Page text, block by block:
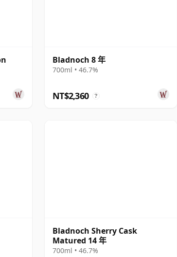
Bladnoch 8 年
700ml • 46.7%
NT$2,360 ?
Bladnoch Sherry Cask
Matured 14 年
700ml • 46.7%